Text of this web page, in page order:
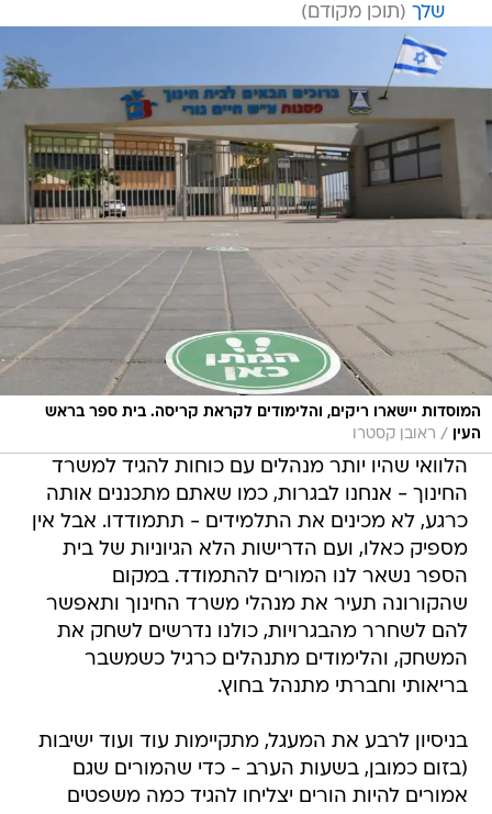
שלך
המוסדות יישארו ריקים, והלימודים לקראת קריסה. בית ספר בראש
העין
/ ראובן קסטרו
הלוואי שהיו יותר מנהלים עם כוחות להגיד למשרד
החינוך - אנחנו לבגרות, כמו שאתם מתכננים אותה
כרגע, לא מכינים את התלמידים - תתמודדו. אבל אין
מספיק כאלו, ועם הדרישות הלא הגיוניות של בית
הספר נשאר לנו המורים להתמודד. במקום
שהקורונה תעיר את מנהלי משרד החינוך ותאפשר
להם לשחרר מהבגרויות, כולנו נדרשים לשחק את
המשחק, והלימודים מתנהלים כרגיל כשמשבר
בריאותי וחברתי מתנהל בחוץ.
בניסיון לרבע את המעגל, מתקיימות עוד ועוד ישיבות
(בזום כמובן, בשעות הערב - כדי שהמורים שגם
אמורים להיות הורים יצליחו להגיד כמה משפטים